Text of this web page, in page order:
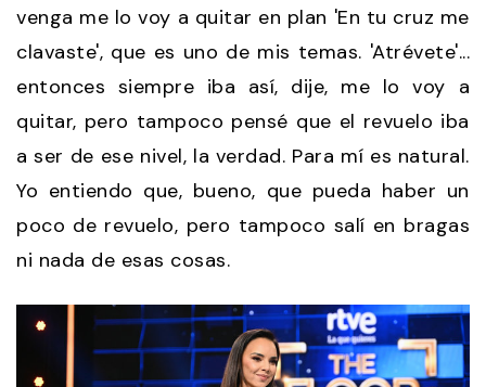
venga me lo voy a quitar en plan 'En tu cruz me
clavaste', que es uno de mis temas. 'Atrévete'...
entonces siempre iba así, dije, me lo voy a
quitar, pero tampoco pensé que el revuelo iba
a ser de ese nivel, la verdad. Para mí es natural.
Yo entiendo que, bueno, que pueda haber un
poco de revuelo, pero tampoco salí en bragas
ni nada de esas cosas.